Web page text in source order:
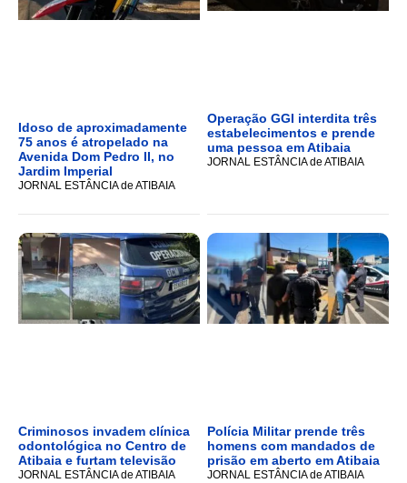
Idoso de aproximadamente
75 anos é atropelado na
Avenida Dom Pedro II, no
Jardim Imperial
JORNAL ESTÂNCIA de ATIBAIA
Operação GGI interdita três
estabelecimentos e prende
uma pessoa em Atibaia
JORNAL ESTÂNCIA de ATIBAIA
Criminosos invadem clínica
odontológica no Centro de
Atibaia e furtam televisão
JORNAL ESTÂNCIA de ATIBAIA
Polícia Militar prende três
homens com mandados de
prisão em aberto em Atibaia
JORNAL ESTÂNCIA de ATIBAIA